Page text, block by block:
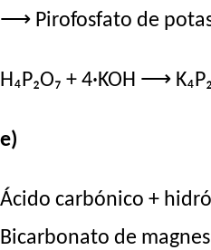
⟶ Pirofosfato de
H₄P₂O₇ + 4·KOH ⟶
e)
Ácido carbónico +
Bicarbonato de